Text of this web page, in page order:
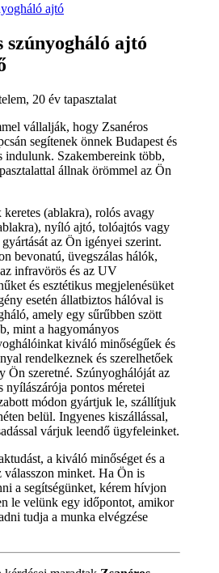
ajtó
szúnyogháló ajtó
20 év tapasztalat
vállalják, hogy Zsanéros
segítenek önnek Budapest és
indulunk. Szakembereink több,
állnak örömmel az Ön
(ablakra), rolós avagy
nyíló ajtó, tolóajtós vagy
az Ön igényei szerint.
bevonatú, üvegszálas hálók,
infravörös és az UV
és esztétikus megjelenésüket
esetén állatbiztos hálóval is
amely egy sűrűbben szött
mint a hagyományos
kiváló minőségűek és
rendelkeznek és szerelhetőek
Ön szeretné. Szúnyoghálóját az
nyílászárója pontos méretei
módon gyártjuk le, szállítjuk
belül. Ingyenes kiszállással,
várjuk leendő ügyfeleinket.
a kiváló minőséget és a
válasszon minket. Ha Ön is
a segítségünket, kérem hívjon
le velünk egy időpontot, amikor
tudja a munka elvégzése